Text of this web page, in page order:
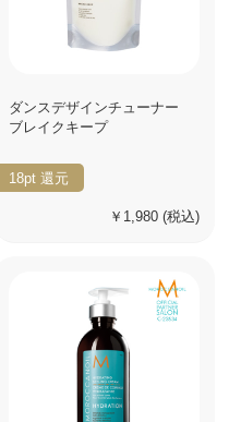
ダンスデザインチューナー
ブレイクキープ
18pt 還元
￥1,980 (税込)